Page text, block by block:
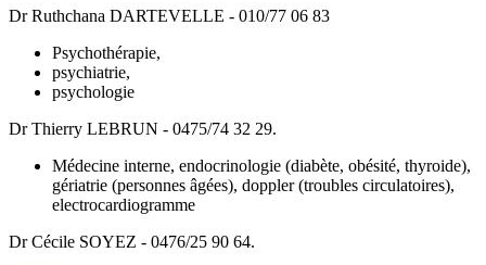
Dr Ruthchana DARTEVELLE - 010/77 06 83
Psychothérapie,
psychiatrie,
psychologie
Dr Thierry LEBRUN - 0475/74 32 29.
Médecine interne, endocrinologie (diabète, obésité, thyroide),
gériatrie (personnes âgées), doppler (troubles circulatoires),
electrocardiogramme
Dr Cécile SOYEZ - 0476/25 90 64.